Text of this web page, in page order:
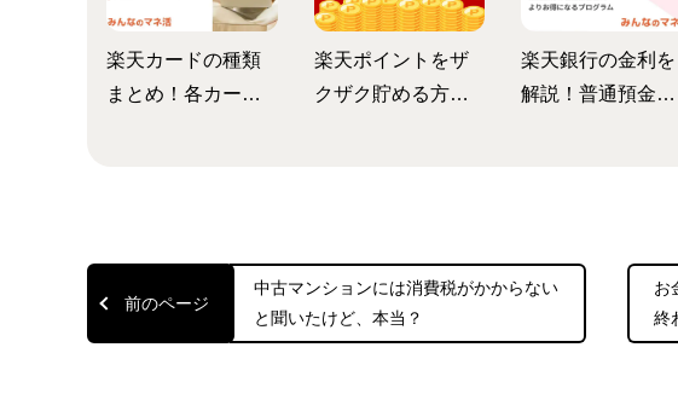
楽天カードの種類
まとめ！各カード
楽天ポイントをザ
クザク貯める方法
楽天銀行の金利を
解説！普通預金金
お
終
中古マンションには消費税がかからない
と聞いたけど、本当？